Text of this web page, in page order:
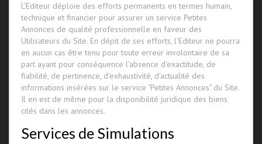
L'Editeur déploie des efforts permanents en termes humain,
technique et financier pour assurer un service Petites
Annonces de qualité professionnelle en faveur des
Utilisateurs du Site. En dépit de ses efforts, l'Editeur ne pourra
en aucun cas être tenu pour toute erreur involontaire de sa
part ayant pour conséquence l'absence d'exactitude, de
fiabilité, de pertinence, d'exhaustivité, d'actualité des
informations insérées sur le service "Petites Annonces" du Site.
Il en est de même pour la disponibilité juridique des biens
cités dans les annonces.
Services de Simulations